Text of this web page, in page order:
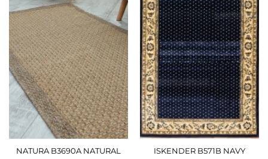
2.40x3.40 - 9180 грн
ПОДРОБНЕЕ
NATURA B3690A NATURAL
0.80x1.50 - 1035 грн
1.10x2.00 - 1800 грн
1.50x2.30 - 2790 грн
2.30x3.20 - 5625 грн
2.30x4.00 - 6975 грн
ПОДРОБНЕЕ
ISKENDER B571B NAVY